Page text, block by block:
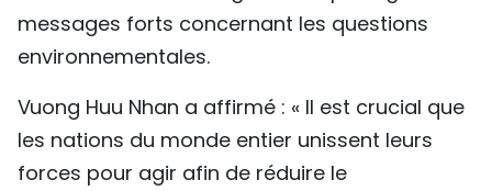
messages forts concernant les questions
environnementales.
Vuong Huu Nhan a affirmé : « Il est crucial que
les nations du monde entier unissent leurs
forces pour agir afin de réduire le